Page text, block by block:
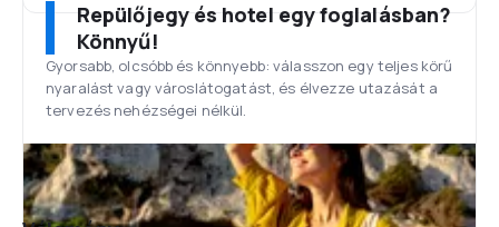
Repülőjegy és hotel egy foglalásban?
Könnyű!
Gyorsabb, olcsóbb és könnyebb: válasszon egy teljes körű
nyaralást vagy városlátogatást, és élvezze utazását a
tervezés nehézségei nélkül.